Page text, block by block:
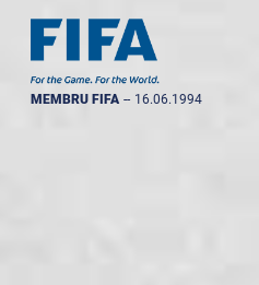
MEMBRU FIFA -- 16.06.1994